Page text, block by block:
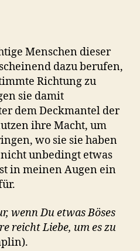
Menschen dieser
dazu berufen,
Richtung zu
sie damit
dem Deckmantel der
ihre Macht, um
wo sie sie haben
unbedingt etwas
in meinen Augen ein
wenn Du etwas Böses
reicht Liebe, um es zu